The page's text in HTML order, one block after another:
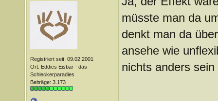
Registriert seit: 09.02.2001
Ort: Eddies Eisbar - das
Schleckerparadies
Beiträge: 3.173
müsste man da
denkt man da
ansehe wie
nichts anders